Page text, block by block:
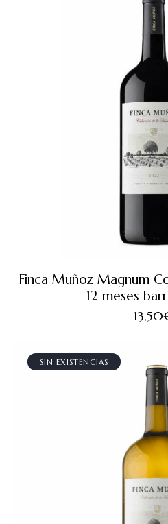
Finca Muñoz Magnum
12 meses
13,50
SIN EXISTENCIAS